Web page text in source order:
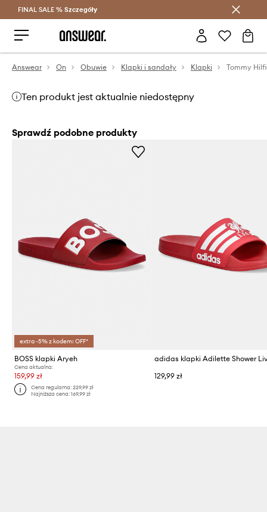
Oszczędzaj z Answear Club >
FINAL SALE % Szczegóły
Answear On Obuwie Klapki i sandały Klapki
Ten produkt jest aktualnie niedostępny
Sprawdź podobne produkty
extra -5% z kodem: OFF*
BOSS klapki Aryeh
Cena aktualna:
159,99 zł
Cena regularna:229,99 zł
Najniższa cena:169,99 zł
129,99 zł